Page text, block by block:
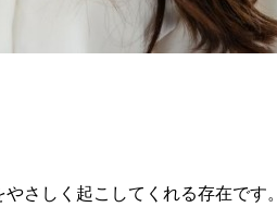
さしく起こしてくれる存在です。